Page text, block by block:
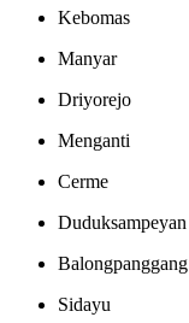
Kebomas
Manyar
Driyorejo
Menganti
Cerme
Duduksampeyan
Balongpanggang
Sidayu